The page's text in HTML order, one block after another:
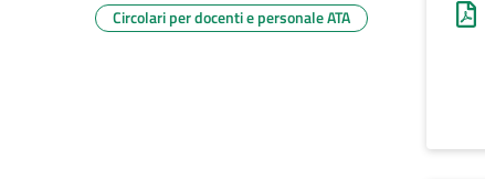
Circolari per docenti e personale ATA